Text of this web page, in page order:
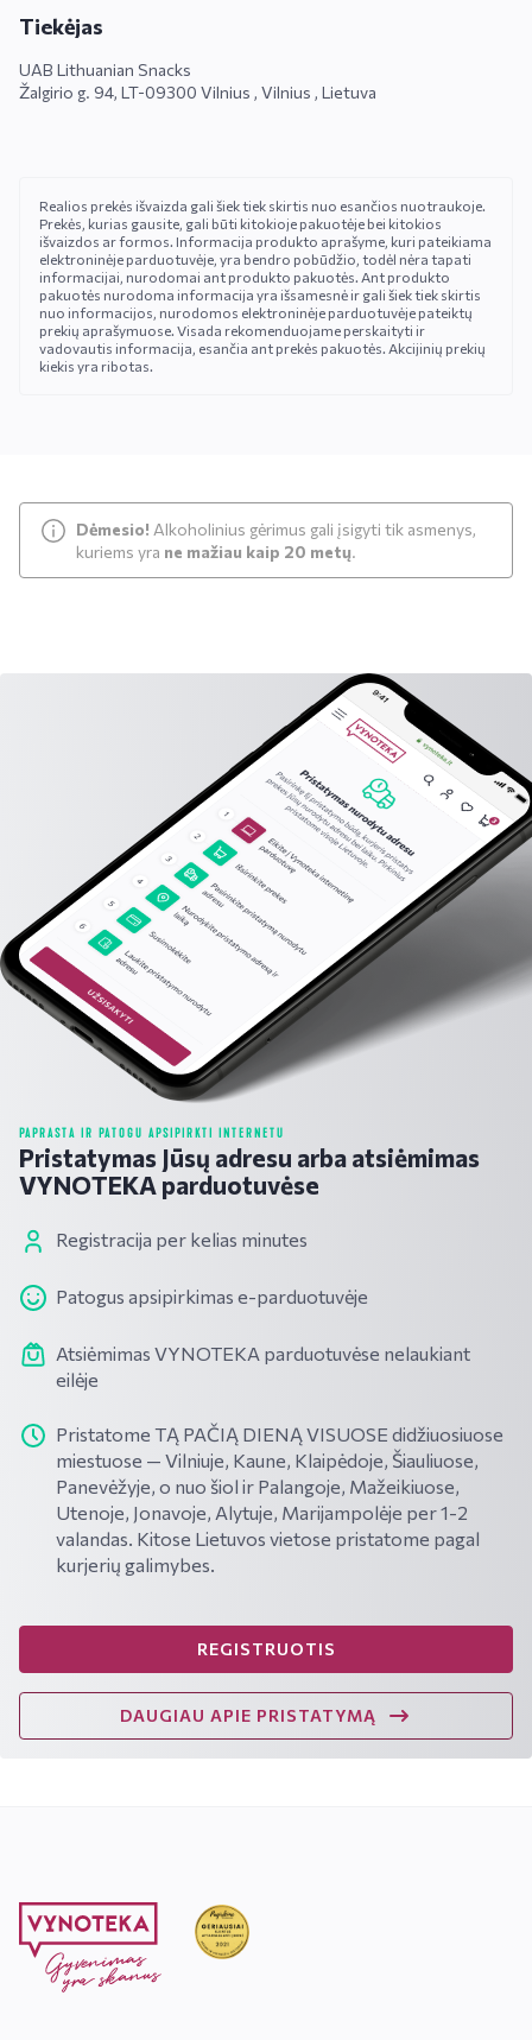
Tiekėjas
UAB Lithuanian Snacks
Žalgirio g. 94, LT-09300 Vilnius , Vilnius , Lietuva
Realios prekės išvaizda gali šiek tiek skirtis nuo esančios nuotraukoje.
Prekės, kurias gausite, gali būti kitokioje pakuotėje bei kitokios
išvaizdos ar formos. Informacija produkto aprašyme, kuri pateikiama
elektroninėje parduotuvėje, yra bendro pobūdžio, todėl nėra tapati
informacijai, nurodomai ant produkto pakuotės. Ant produkto
pakuotės nurodoma informacija yra išsamesnė ir gali šiek tiek skirtis
nuo informacijos, nurodomos elektroninėje parduotuvėje pateiktų
prekių aprašymuose. Visada rekomenduojame perskaityti ir
vadovautis informacija, esančia ant prekės pakuotės. Akcijinių prekių
kiekis yra ribotas.
Dėmesio! Alkoholinius gėrimus gali įsigyti tik asmenys,
kuriems yra ne mažiau kaip 20 metų.
PAPRASTA IR PATOGU APSIPIRKTI INTERNETU
Pristatymas Jūsų adresu arba atsiėmimas
VYNOTEKA parduotuvėse
Registracija per kelias minutes
Patogus apsipirkimas e-parduotuvėje
Atsiėmimas VYNOTEKA parduotuvėse nelaukiant
eilėje
Pristatome TĄ PAČIĄ DIENĄ VISUOSE didžiuosiuose
miestuose — Vilniuje, Kaune, Klaipėdoje, Šiauliuose,
Panevėžyje, o nuo šiol ir Palangoje, Mažeikiuose,
Utenoje, Jonavoje, Alytuje, Marijampolėje per 1-2
valandas. Kitose Lietuvos vietose pristatome pagal
kurjerių galimybes.
REGISTRUOTIS
DAUGIAU APIE PRISTATYMĄ